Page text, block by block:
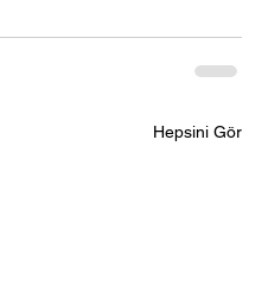
Hepsini Gör